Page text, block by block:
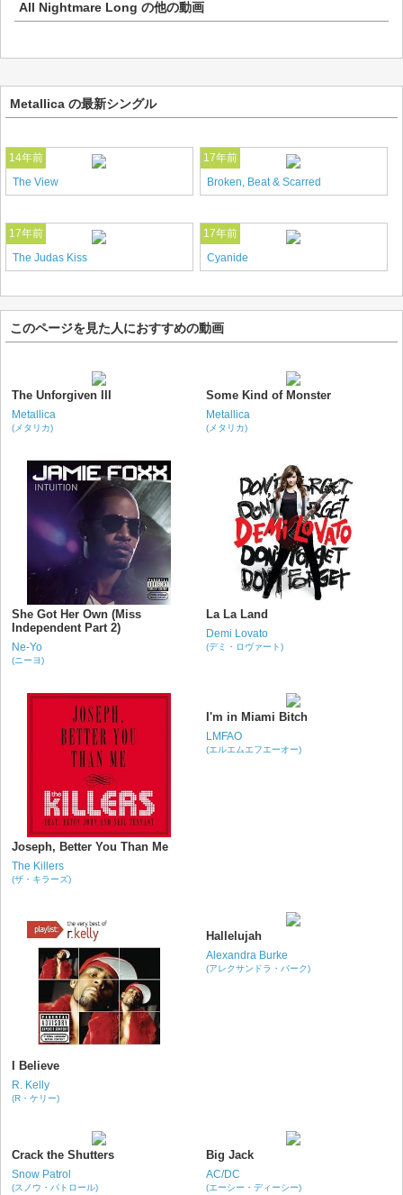
All Nightmare Long の他の動画
Metallica の最新シングル
14年前
The View
17年前
Broken, Beat & Scarred
17年前
The Judas Kiss
17年前
Cyanide
このページを見た人におすすめの動画
The Unforgiven III
Metallica
(メタリカ)
Some Kind of Monster
Metallica
(メタリカ)
She Got Her Own (Miss
Independent Part 2)
Ne-Yo
(ニーヨ)
La La Land
Demi Lovato
(デミ・ロヴァート)
Joseph, Better You Than Me
The Killers
(ザ・キラーズ)
I'm in Miami Bitch
LMFAO
(エルエムエフエーオー)
I Believe
R. Kelly
(R・ケリー)
Hallelujah
Alexandra Burke
(アレクサンドラ・バーク)
Crack the Shutters
Snow Patrol
(スノウ・パトロール)
Big Jack
AC/DC
(エーシー・ディーシー)